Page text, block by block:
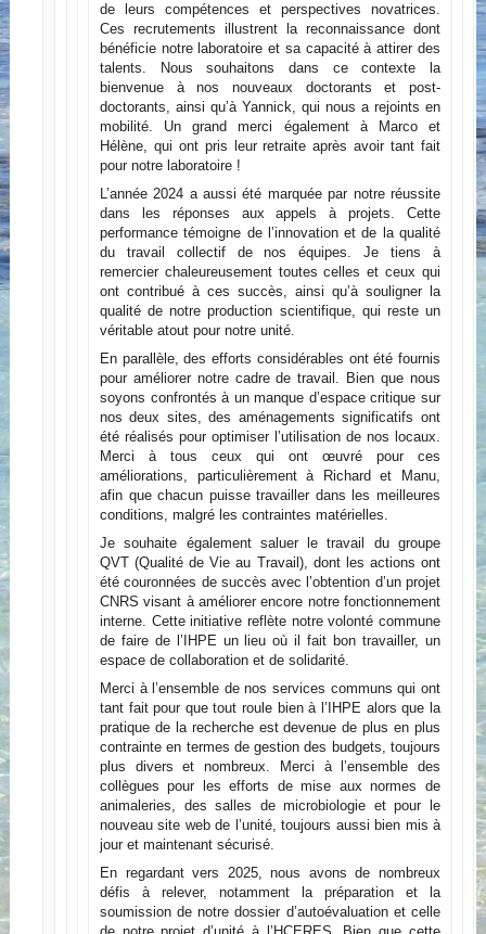
de leurs compétences et perspectives novatrices.
Ces recrutements illustrent la reconnaissance dont
bénéficie notre laboratoire et sa capacité à attirer des
talents. Nous souhaitons dans ce contexte la
bienvenue à nos nouveaux doctorants et post-
doctorants, ainsi qu’à Yannick, qui nous a rejoints en
mobilité. Un grand merci également à Marco et
Hélène, qui ont pris leur retraite après avoir tant fait
pour notre laboratoire !
L’année 2024 a aussi été marquée par notre réussite
dans les réponses aux appels à projets. Cette
performance témoigne de l’innovation et de la qualité
du travail collectif de nos équipes. Je tiens à
remercier chaleureusement toutes celles et ceux qui
ont contribué à ces succès, ainsi qu’à souligner la
qualité de notre production scientifique, qui reste un
véritable atout pour notre unité.
En parallèle, des efforts considérables ont été fournis
pour améliorer notre cadre de travail. Bien que nous
soyons confrontés à un manque d’espace critique sur
nos deux sites, des aménagements significatifs ont
été réalisés pour optimiser l’utilisation de nos locaux.
Merci à tous ceux qui ont œuvré pour ces
améliorations, particulièrement à Richard et Manu,
afin que chacun puisse travailler dans les meilleures
conditions, malgré les contraintes matérielles.
Je souhaite également saluer le travail du groupe
QVT (Qualité de Vie au Travail), dont les actions ont
été couronnées de succès avec l’obtention d’un projet
CNRS visant à améliorer encore notre fonctionnement
interne. Cette initiative reflète notre volonté commune
de faire de l’IHPE un lieu où il fait bon travailler, un
espace de collaboration et de solidarité.
Merci à l’ensemble de nos services communs qui ont
tant fait pour que tout roule bien à l’IHPE alors que la
pratique de la recherche est devenue de plus en plus
contrainte en termes de gestion des budgets, toujours
plus divers et nombreux. Merci à l’ensemble des
collègues pour les efforts de mise aux normes de
animaleries, des salles de microbiologie et pour le
nouveau site web de l’unité, toujours aussi bien mis à
jour et maintenant sécurisé.
En regardant vers 2025, nous avons de nombreux
défis à relever, notamment la préparation et la
soumission de notre dossier d’autoévaluation et celle